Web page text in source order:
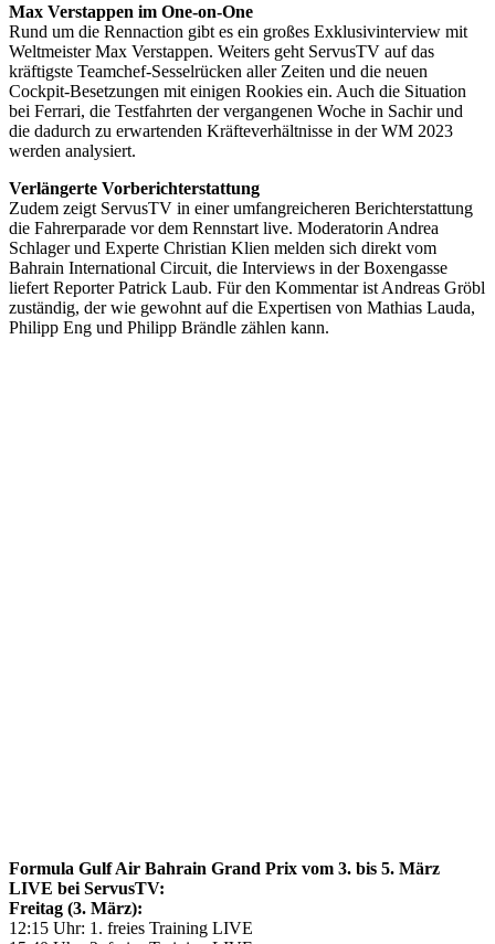
Max Verstappen im One-on-One
Rund um die Rennaction gibt es ein großes Exklusivinterview mit
Weltmeister Max Verstappen. Weiters geht ServusTV auf das
kräftigste Teamchef-Sesselrücken aller Zeiten und die neuen
Cockpit-Besetzungen mit einigen Rookies ein. Auch die Situation
bei Ferrari, die Testfahrten der vergangenen Woche in Sachir und
die dadurch zu erwartenden Kräfteverhältnisse in der WM 2023
werden analysiert.
Verlängerte Vorberichterstattung
Zudem zeigt ServusTV in einer umfangreicheren Berichterstattung
die Fahrerparade vor dem Rennstart live. Moderatorin Andrea
Schlager und Experte Christian Klien melden sich direkt vom
Bahrain International Circuit, die Interviews in der Boxengasse
liefert Reporter Patrick Laub. Für den Kommentar ist Andreas Gröbl
zuständig, der wie gewohnt auf die Expertisen von Mathias Lauda,
Philipp Eng und Philipp Brändle zählen kann.
Formula Gulf Air Bahrain Grand Prix vom 3. bis 5. März
LIVE bei ServusTV:
Freitag (3. März):
12:15 Uhr: 1. freies Training LIVE